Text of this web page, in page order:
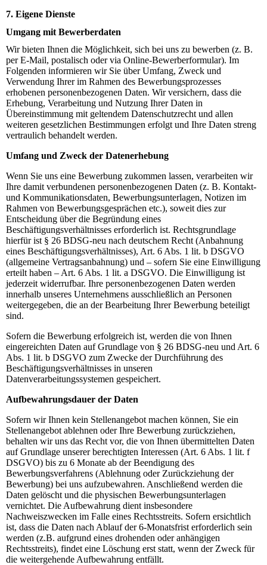
7. Eigene Dienste
Umgang mit Bewerberdaten
Wir bieten Ihnen die Möglichkeit, sich bei uns zu bewerben (z. B.
per E-Mail, postalisch oder via Online-Bewerberformular). Im
Folgenden informieren wir Sie über Umfang, Zweck und
Verwendung Ihrer im Rahmen des Bewerbungsprozesses
erhobenen personenbezogenen Daten. Wir versichern, dass die
Erhebung, Verarbeitung und Nutzung Ihrer Daten in
Übereinstimmung mit geltendem Datenschutzrecht und allen
weiteren gesetzlichen Bestimmungen erfolgt und Ihre Daten streng
vertraulich behandelt werden.
Umfang und Zweck der Datenerhebung
Wenn Sie uns eine Bewerbung zukommen lassen, verarbeiten wir
Ihre damit verbundenen personenbezogenen Daten (z. B. Kontakt-
und Kommunikationsdaten, Bewerbungsunterlagen, Notizen im
Rahmen von Bewerbungsgesprächen etc.), soweit dies zur
Entscheidung über die Begründung eines
Beschäftigungsverhältnisses erforderlich ist. Rechtsgrundlage
hierfür ist § 26 BDSG-neu nach deutschem Recht (Anbahnung
eines Beschäftigungsverhältnisses), Art. 6 Abs. 1 lit. b DSGVO
(allgemeine Vertragsanbahnung) und – sofern Sie eine Einwilligung
erteilt haben – Art. 6 Abs. 1 lit. a DSGVO. Die Einwilligung ist
jederzeit widerrufbar. Ihre personenbezogenen Daten werden
innerhalb unseres Unternehmens ausschließlich an Personen
weitergegeben, die an der Bearbeitung Ihrer Bewerbung beteiligt
sind.
Sofern die Bewerbung erfolgreich ist, werden die von Ihnen
eingereichten Daten auf Grundlage von § 26 BDSG-neu und Art. 6
Abs. 1 lit. b DSGVO zum Zwecke der Durchführung des
Beschäftigungsverhältnisses in unseren
Datenverarbeitungssystemen gespeichert.
Aufbewahrungsdauer der Daten
Sofern wir Ihnen kein Stellenangebot machen können, Sie ein
Stellenangebot ablehnen oder Ihre Bewerbung zurückziehen,
behalten wir uns das Recht vor, die von Ihnen übermittelten Daten
auf Grundlage unserer berechtigten Interessen (Art. 6 Abs. 1 lit. f
DSGVO) bis zu 6 Monate ab der Beendigung des
Bewerbungsverfahrens (Ablehnung oder Zurückziehung der
Bewerbung) bei uns aufzubewahren. Anschließend werden die
Daten gelöscht und die physischen Bewerbungsunterlagen
vernichtet. Die Aufbewahrung dient insbesondere
Nachweiszwecken im Falle eines Rechtsstreits. Sofern ersichtlich
ist, dass die Daten nach Ablauf der 6-Monatsfrist erforderlich sein
werden (z.B. aufgrund eines drohenden oder anhängigen
Rechtsstreits), findet eine Löschung erst statt, wenn der Zweck für
die weitergehende Aufbewahrung entfällt.